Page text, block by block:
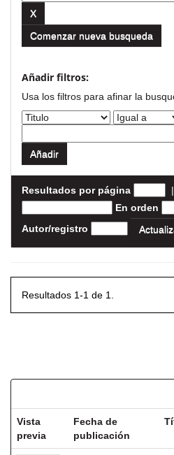
Comenzar nueva busqueda
Añadir filtros:
Usa los filtros para afinar la
Resultados por página |
En orden
Autor/registro
Resultados 1-1 de 1.
Vista
previa
Fecha de
publicación